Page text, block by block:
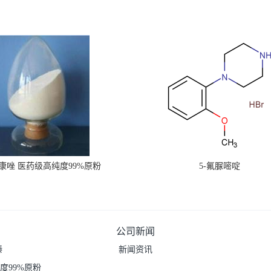
唑 医药级高纯度99%原粉 5-氟脲嘧啶
99%原粉
公司新闻
新闻资讯